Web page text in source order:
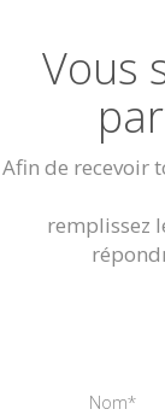
Vous
Afin de recevoir
remplissez
Nom*